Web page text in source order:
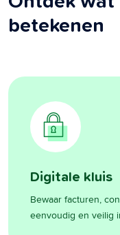
betekenen
Digitale kluis
Bewaar facturen,
eenvoudig en veilig